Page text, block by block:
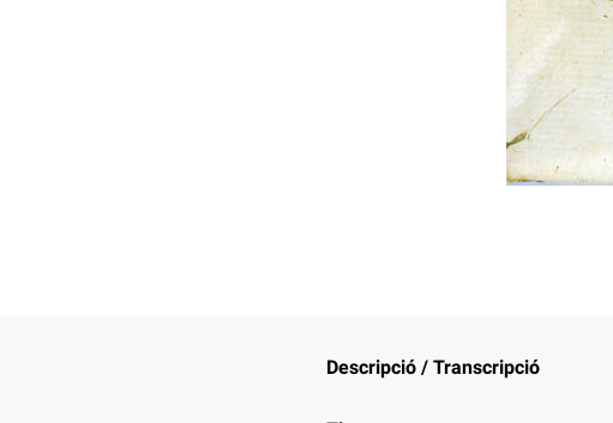
Descripció / Transcripció